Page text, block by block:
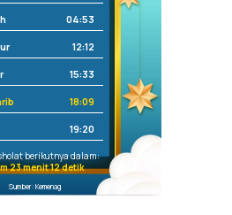
04:53
12:12
15:33
18:09
19:20
berikutnya dalam:
23 menit 12 detik
Sumber: Kemenag